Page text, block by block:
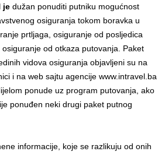
jedužan ponuditi putniku mogućnost
osiguranja tokom boravka u
prtljaga, osiguranje od posljedica
od otkaza putovanja. Paket
vidova osiguranja objavljeni su na
i na web sajtu agencije www.intravel.ba
ponude uz program putovanja, ako
ponuđen neki drugi paket putnog
informacije, koje se razlikuju od onih